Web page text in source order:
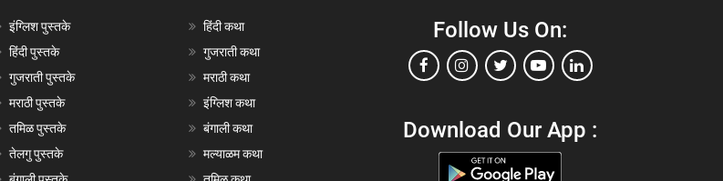
इंग्लिश पुस्तके
हिंदी पुस्तके
गुजराती पुस्तके
मराठी पुस्तके
तमिळ पुस्तके
तेलगु पुस्तके
हिंदी कथा
गुजराती कथा
मराठी कथा
इंग्लिश कथा
बंगाली कथा
मल्याळम कथा
Follow Us On:
Download Our App :